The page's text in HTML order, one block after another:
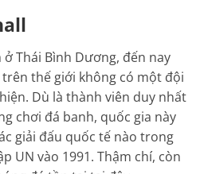
Thái Bình Dương, đến nay
thế giới không có một đội
Dù là thành viên duy nhất
chơi đá banh, quốc gia này
giải đấu quốc tế nào trong
UN vào 1991. Thậm chí, còn